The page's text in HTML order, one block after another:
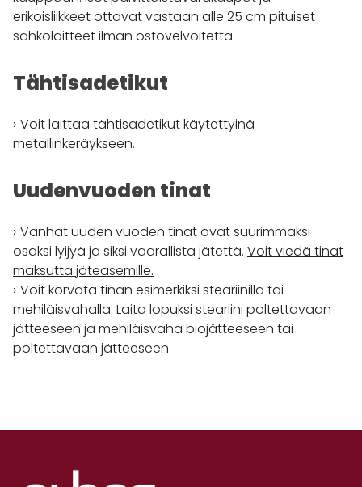
erikoisliikkeet ottavat vastaan alle 25 cm pituiset
sähkölaitteet ilman ostovelvoitetta.
Tähtisadetikut
Voit laittaa tähtisadetikut käytettyinä
metallinkeräykseen.
Uudenvuoden tinat
Vanhat uuden vuoden tinat ovat suurimmaksi
osaksi lyijyä ja siksi vaarallista jätettä. Voit viedä tinat
maksutta jäteasemille.
Voit korvata tinan esimerkiksi steariinilla tai
mehiläisvahalla. Laita lopuksi steariini poltettavaan
jätteeseen ja mehiläisvaha biojätteeseen tai
poltettavaan jätteeseen.